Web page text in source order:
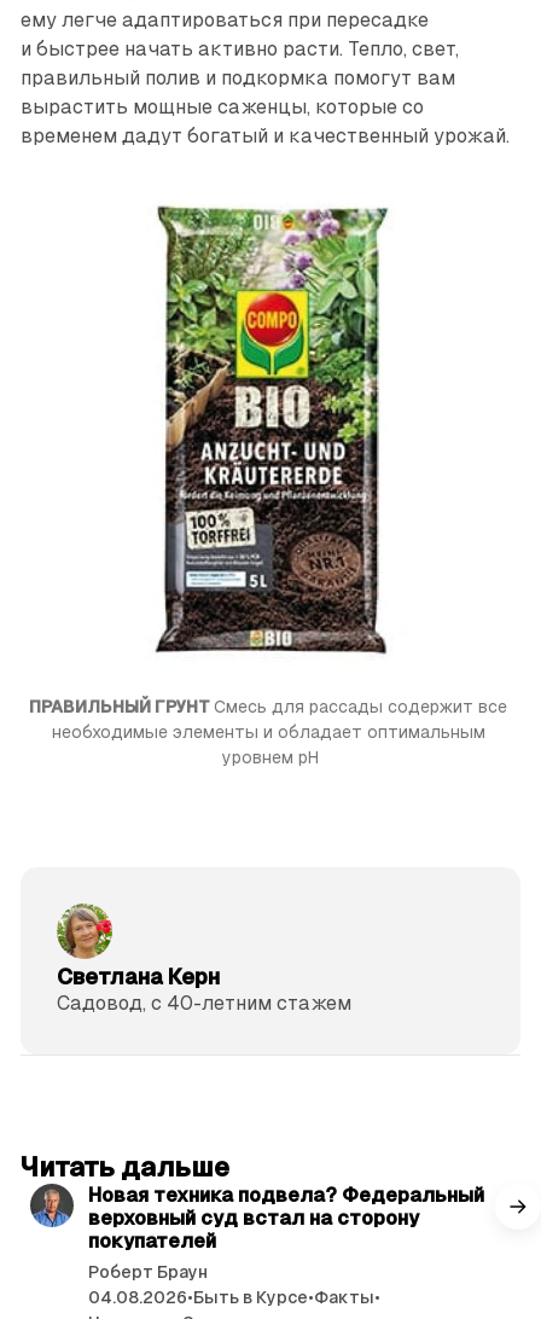
ему легче адаптироваться при пересадке
и быстрее начать активно расти. Тепло, свет,
правильный полив и подкормка помогут вам
вырастить мощные саженцы, которые со
временем дадут богатый и качественный урожай.
ПРАВИЛЬНЫЙ ГРУНТ Смесь для рассады содержит все
необходимые элементы и обладает оптимальным
уровнем pH
Светлана Керн
Садовод, с 40-летним стажем
Читать дальше
Новая техника подвела? Федеральный
верховный суд встал на сторону
покупателей
Роберт Браун
04.08.2026•Быть в Курсе•Факты•